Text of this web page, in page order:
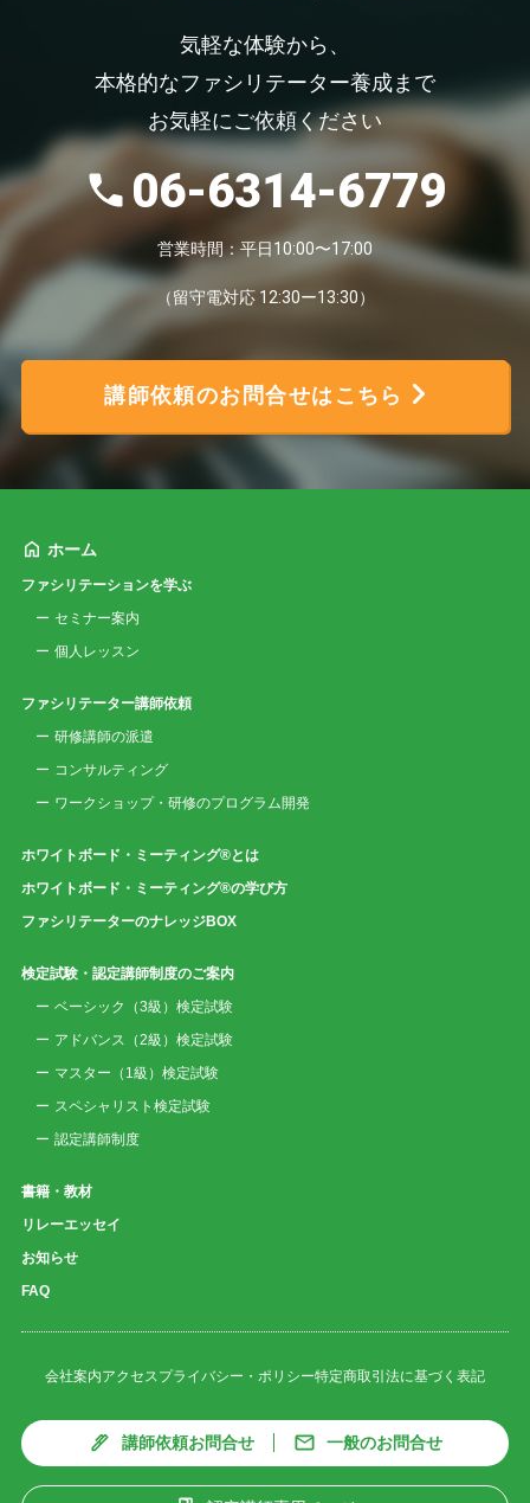
気軽な体験から、
本格的なファシリテーター養成まで
お気軽にご依頼ください
06-6314-6779
営業時間：平日10:00〜17:00
（留守電対応 12:30ー13:30）
講師依頼のお問合せはこちら
ホーム
ファシリテーションを学ぶ
セミナー案内
個人レッスン
ファシリテーター講師依頼
研修講師の派遣
コンサルティング
ワークショップ・研修のプログラム開発
ホワイトボード・ミーティング®とは
ホワイトボード・ミーティング®の学び方
ファシリテーターのナレッジBOX
検定試験・認定講師制度のご案内
ベーシック（3級）検定試験
アドバンス（2級）検定試験
マスター（1級）検定試験
スペシャリスト検定試験
認定講師制度
書籍・教材
リレーエッセイ
お知らせ
FAQ
会社案内アクセス プライバシー・ポリシー特定商取引法に基づく表記
講師依頼お問合せ 一般のお問合せ